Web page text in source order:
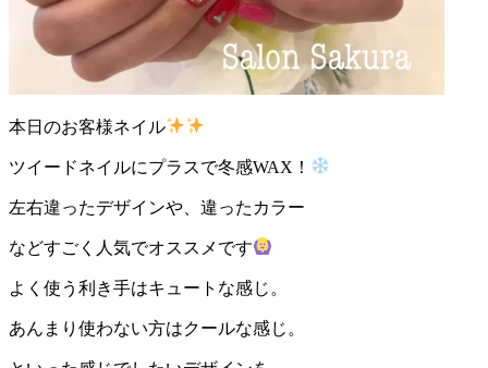
本日のお客様ネイル
ツイードネイルにプラスで冬感WAX！
左右違ったデザインや、違ったカラー
などすごく人気でオススメです
よく使う利き手はキュートな感じ。
あんまり使わない方はクールな感じ。